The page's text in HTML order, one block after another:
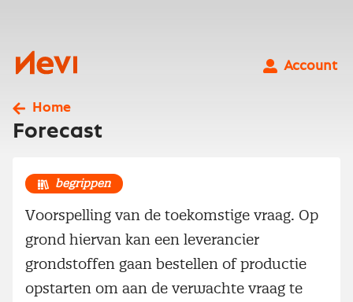
Nevi
Account
Home
Forecast
begrippen
Voorspelling van de toekomstige vraag. Op
grond hiervan kan een leverancier
grondstoffen gaan bestellen of productie
opstarten om aan de verwachte vraag te